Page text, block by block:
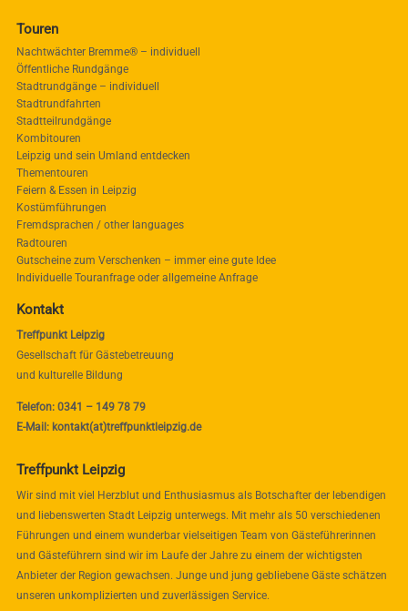
Touren
Nachtwächter Bremme® – individuell
Öffentliche Rundgänge
Stadtrundgänge – individuell
Stadtrundfahrten
Stadtteilrundgänge
Kombitouren
Leipzig und sein Umland entdecken
Thementouren
Feiern & Essen in Leipzig
Kostümführungen
Fremdsprachen / other languages
Radtouren
Gutscheine zum Verschenken – immer eine gute Idee
Individuelle Touranfrage oder allgemeine Anfrage
Kontakt
Treffpunkt Leipzig
Gesellschaft für Gästebetreuung
und kulturelle Bildung
Telefon: 0341 – 149 78 79
E-Mail: kontakt(at)treffpunktleipzig.de
Treffpunkt Leipzig
Wir sind mit viel Herzblut und Enthusiasmus als Botschafter der lebendigen
und liebenswerten Stadt Leipzig unterwegs. Mit mehr als 50 verschiedenen
Führungen und einem wunderbar vielseitigen Team von Gästeführerinnen
und Gästeführern sind wir im Laufe der Jahre zu einem der wichtigsten
Anbieter der Region gewachsen. Junge und jung gebliebene Gäste schätzen
unseren unkomplizierten und zuverlässigen Service.